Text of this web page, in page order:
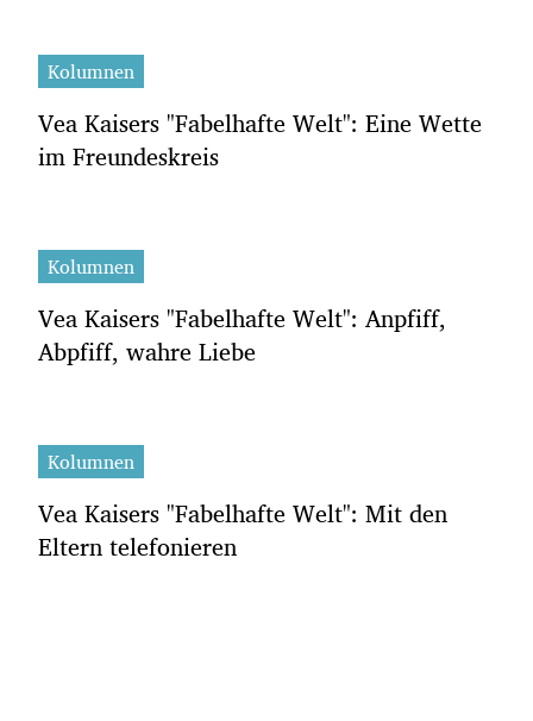
Kolumnen
Vea Kaisers "Fabelhafte Welt": Eine Wette
im Freundeskreis
Kolumnen
Vea Kaisers "Fabelhafte Welt": Anpfiff,
Abpfiff, wahre Liebe
Kolumnen
Vea Kaisers "Fabelhafte Welt": Mit den
Eltern telefonieren